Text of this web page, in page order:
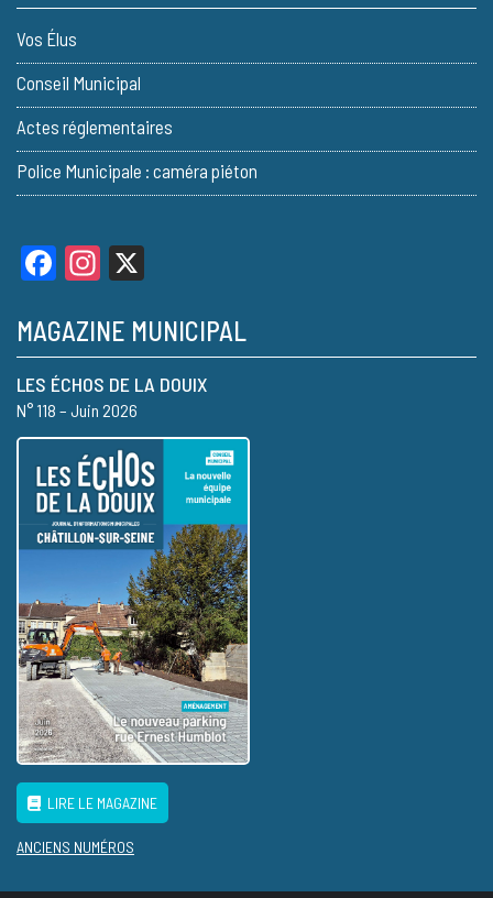
Vos Élus
Conseil Municipal
Actes réglementaires
Police Municipale : caméra piéton
FacebookInstagram
MAGAZINE MUNICIPAL
LES ÉCHOS DE LA DOUIX
N° 118 – Juin 2026
LIRE LE MAGAZINE
ANCIENS NUMÉROS